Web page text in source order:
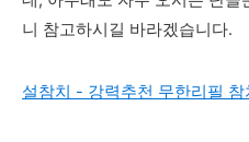
니 참고하시길 바라겠습니다.
설참치 - 강력추천 무한리필 참